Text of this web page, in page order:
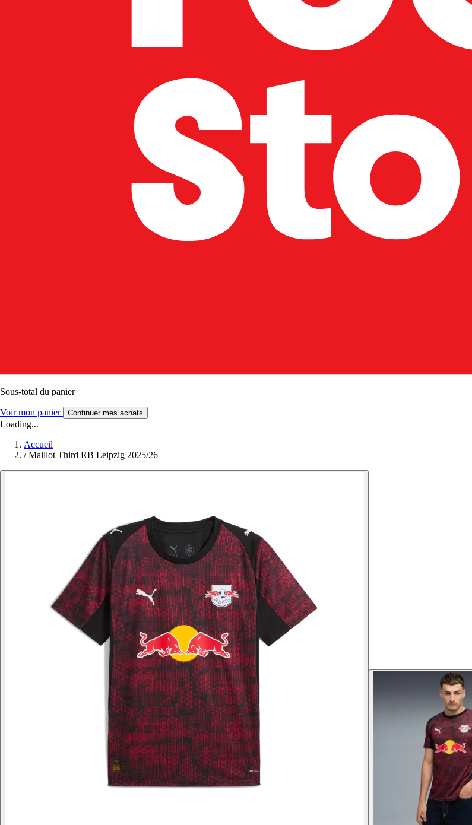
Sous-total du panier
Voir mon panier Continuer mes achats
Loading...
Accueil
/ Maillot Third RB Leipzig 2025/26